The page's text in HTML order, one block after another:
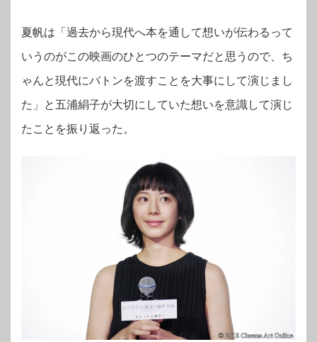
夏帆は「過去から現代へ本を通して想いが伝わるって
いうのがこの映画のひとつのテーマだと思うので、ち
ゃんと現代にバトンを渡すことを大事にして演じまし
た」と五浦絹子が大切にしていた想いを意識して演じ
たことを振り返った。